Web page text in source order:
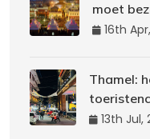
moet
16th
Thamel:
13th Jul,